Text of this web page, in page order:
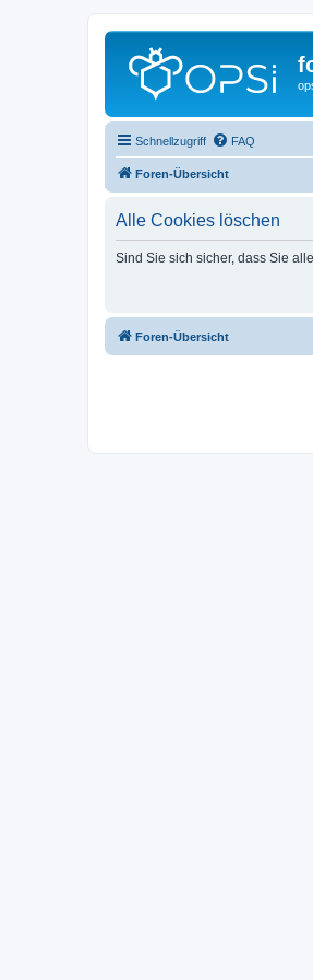
Schnellzugriff FAQ
Foren-Übersicht
Alle Cookies löschen
Sind Sie sich sicher, dass Sie
Foren-Übersicht